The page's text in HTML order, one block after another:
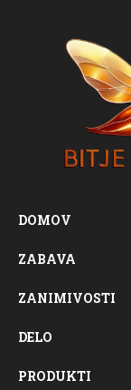
DOMOV
ZABAVA
ZANIMIVOSTI
DELO
PRODUKTI